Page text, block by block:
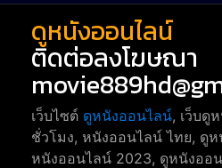
ดูหนังออนไลน์
ติดต่อลงโฆษณา
เว็บไซต์ ดูหนังออนไลน์, เว็บดู
ชั่วโมง, หนังออนไลน์ ไทย, ดู
หนังออนไลน์ 2023, ดูหนังออ